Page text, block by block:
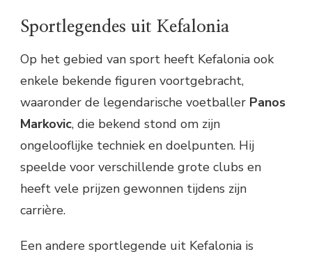
Sportlegendes uit Kefalonia
Op het gebied van sport heeft Kefalonia ook
enkele bekende figuren voortgebracht,
waaronder de legendarische voetballer Panos
Markovic, die bekend stond om zijn
ongelooflijke techniek en doelpunten. Hij
speelde voor verschillende grote clubs en
heeft vele prijzen gewonnen tijdens zijn
carrière.
Een andere sportlegende uit Kefalonia is